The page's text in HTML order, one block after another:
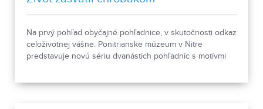
Na prvý pohľad obyčajné pohľadnice, v skutočnosti odkaz
celoživotnej vášne. Ponitrianske múzeum v Nitre
predstavuje novú sériu dvanástich pohľadníc s motívmi